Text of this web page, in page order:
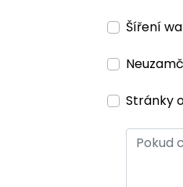
Šíření
Stránky